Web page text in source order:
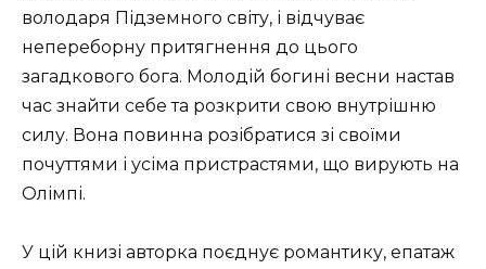
володаря Підземного світу, і відчуває
непереборну притягнення до цього
загадкового бога. Молодій богині весни настав
час знайти себе та розкрити свою внутрішню
силу. Вона повинна розібратися зі своїми
почуттями і усіма пристрастями, що вирують на
Олімпі.
У цій книзі авторка поєднує романтику, епатаж